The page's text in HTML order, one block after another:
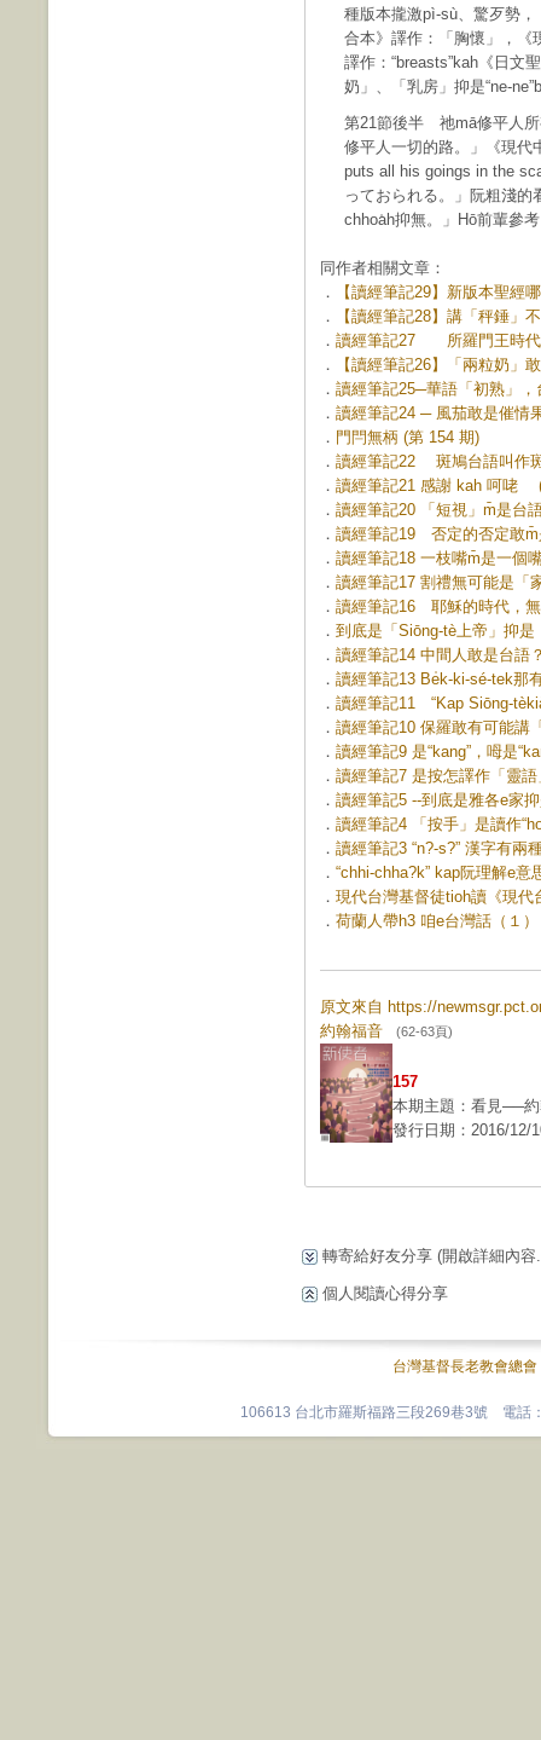
種版本攏激pì-sù、驚歹勢
合本》譯作：「胸懷」，《
譯作：“breasts”kah《日文
奶」、「乳房」抑是“ne-
第21節後半 祂mā修平人所
修平人一切的路。」《現代
puts all his goings in the
っておられる。」阮粗淺
chhoa̍h抑無。」Hō͘前輩參
同作者相關文章：
．
【讀經筆記29】新版本聖經
．
【讀經筆記28】講「秤錘」
． 讀經筆記27 所羅門王時代
．
【讀經筆記26】「兩粒奶
． 讀經筆記25─華語「初熟」
． 讀經筆記24 ─ 風茄敢是催情
． 門閂無柄 (第 154 期)
． 讀經筆記22 斑鳩台語叫作
． 讀經筆記21 感謝 kah 呵咾
． 讀經筆記20 「短視」m̄是台
． 讀經筆記19 否定的否定敢m̄
． 讀經筆記18 一枝嘴m̄是一個
． 讀經筆記17 割禮無可能是「
． 讀經筆記16 耶穌的時代，
． 到底是「Siōng-tè上帝」抑
． 讀經筆記14 中間人敢是台語
． 讀經筆記13 Be̍k-ki-sé-tek
． 讀經筆記11 “Kap Siōng-
． 讀經筆記10 保羅敢有可能講
． 讀經筆記9 是“kang”，呣是
． 讀經筆記7 是按怎譯作「靈
． 讀經筆記5 --到底是雅各e家
． 讀經筆記4 「按手」是讀作
． 讀經筆記3 “n?-s?” 漢字有兩
． “chhi-chha?k” kap阮理解e
． 現代台灣基督徒tioh讀《現
． 荷蘭人帶h3 咱e台灣話（１
原文來自 https://
約翰福音 (62-63頁)
157
本期主題：看見──
發行日期：2016/12/
轉寄給好友分享 (開啟詳細內容
個人閱讀心得分享
台灣基督長老教會總會
106613 台北市羅斯福路三段269巷3號 電